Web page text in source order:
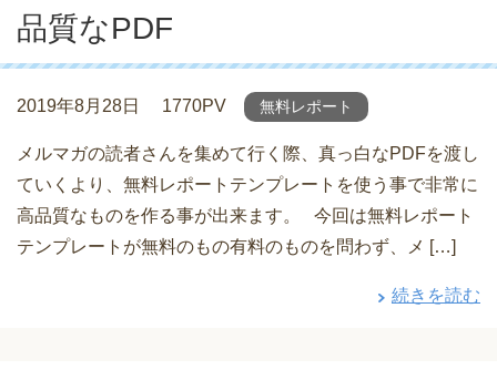
品質なPDF
2019年8月28日 1770PV 無料レポート
メルマガの読者さんを集めて行く際、真っ白なPDFを渡し
ていくより、無料レポートテンプレートを使う事で非常に
高品質なものを作る事が出来ます。 今回は無料レポート
テンプレートが無料のもの有料のものを問わず、メ […]
続きを読む